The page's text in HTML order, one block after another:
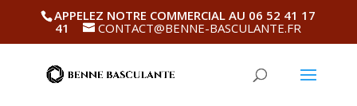
APPELEZ NOTRE COMMERCIAL AU 06 52 41 17
41
CONTACT@BENNE-BASCULANTE.FR